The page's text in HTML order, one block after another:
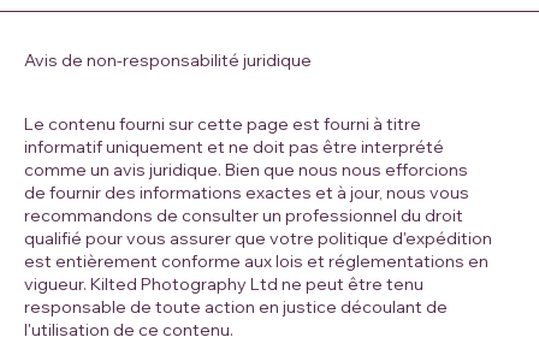
Avis de non-responsabilité juridique
Le contenu fourni sur cette page est fourni à titre
informatif uniquement et ne doit pas être interprété
comme un avis juridique. Bien que nous nous efforcions
de fournir des informations exactes et à jour, nous vous
recommandons de consulter un professionnel du droit
qualifié pour vous assurer que votre politique d'expédition
est entièrement conforme aux lois et réglementations en
vigueur. Kilted Photography Ltd ne peut être tenu
responsable de toute action en justice découlant de
l'utilisation de ce contenu.